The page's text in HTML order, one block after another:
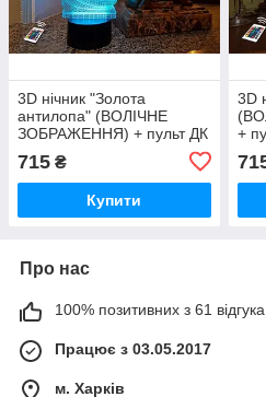
3D нічник "Золота
антилопа" (ВОЛІЧНЕ
ЗОБРАЖЕННЯ) + пульт ДК
+батарейки (3ААА)
3DTOYSLAMP
715 ₴
Купити
3D
+
Про нас
100% позитивних з 61 відгука
Працює з 03.05.2017
м. Харків